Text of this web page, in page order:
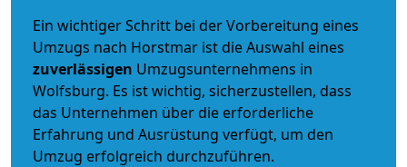
Ein wichtiger Schritt bei der Vorbereitung eines
Umzugs nach Horstmar ist die Auswahl eines
zuverlässigen Umzugsunternehmens in
Wolfsburg. Es ist wichtig, sicherzustellen, dass
das Unternehmen über die erforderliche
Erfahrung und Ausrüstung verfügt, um den
Umzug erfolgreich durchzuführen.